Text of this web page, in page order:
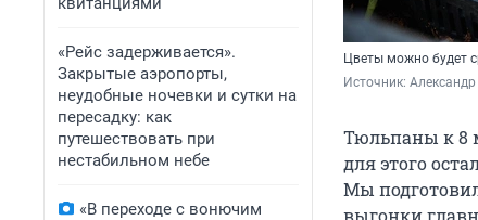
«Рейс задерживается».
Закрытые аэропорты,
неудобные ночевки и сутки на
пересадку: как
путешествовать при
нестабильном небе
«В переходе с вонючим
Цветы можно будет
Источник:
Тюльпаны к 8
для этого
Мы
выгонки